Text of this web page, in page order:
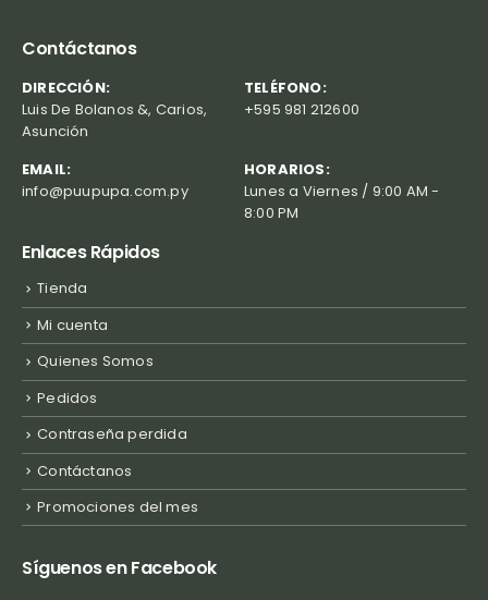
Contáctanos
DIRECCIÓN:
Luis De Bolanos &, Carios,
Asunción
TELÉFONO:
+595 981 212600
EMAIL:
info@puupupa.com.py
HORARIOS:
Lunes a Viernes / 9:00 AM -
8:00 PM
Enlaces Rápidos
Tienda
Mi cuenta
Quienes Somos
Pedidos
Contraseña perdida
Contáctanos
Promociones del mes
Síguenos en Facebook